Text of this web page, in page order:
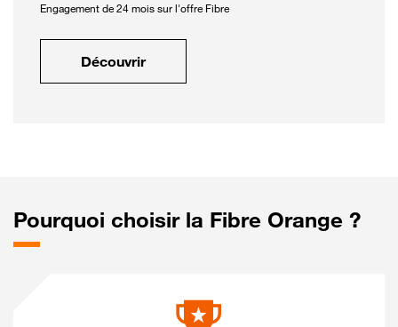
Engagement de 24 mois sur l'offre Fibre
Découvrir
Pourquoi choisir la Fibre Orange ?